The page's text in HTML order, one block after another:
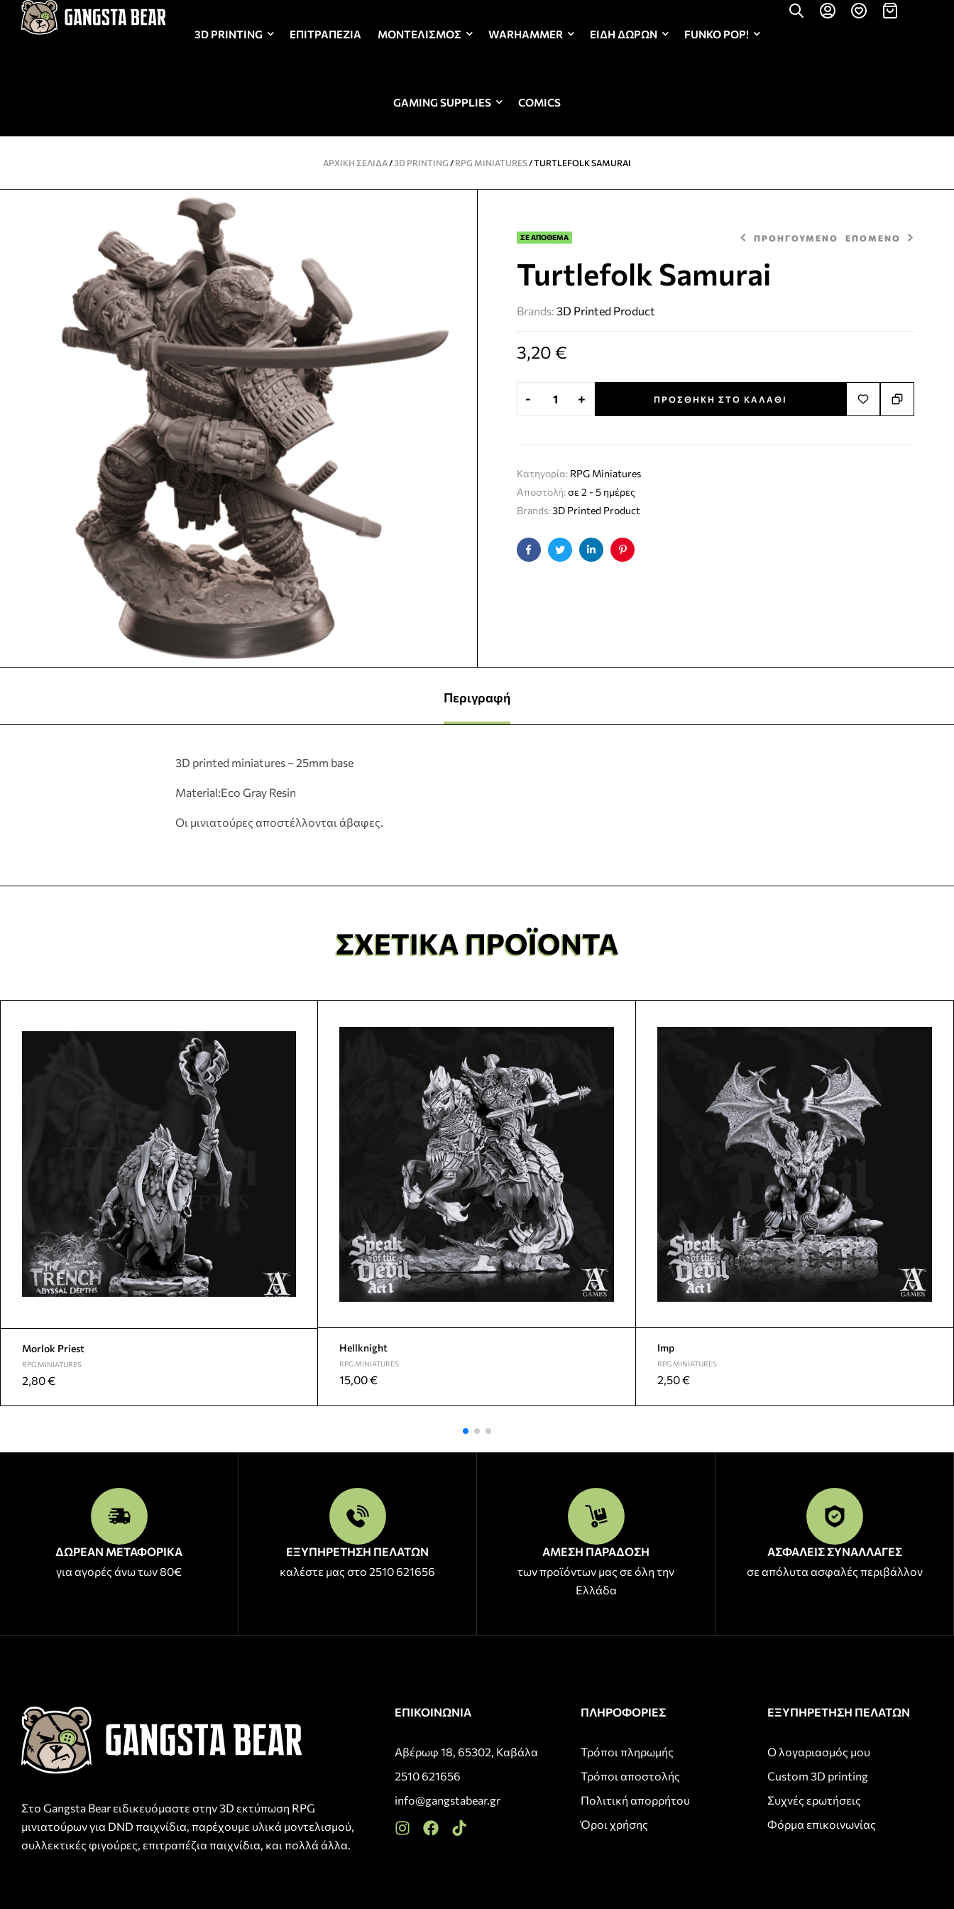
3D PRINTING ΕΠΙΤΡΑΠΈΖΙΑ ΜΟΝΤΕΛΙΣΜΌΣ WARHAMMER ΕΊΔΗ ΔΏΡΩΝ FUNKO POP!
GAMING SUPPLIES COMICS
ΑΡΧΙΚΉ ΣΕΛΊΔΑ/3D PRINTING / RPG MINIATURES/ TURTLEFOLK SAMURAI
ΣΕ ΑΠΟΘΕΜΑ ΠΡΟΗΓΟΥΜΕΝΟ ΕΠΟΜΕΝΟ
Turtlefolk Samurai
Brands: 3D Printed Product
3,20 €
- + ΠΡΟΣΘΉΚΗ ΣΤΟ ΚΑΛΆΘΙ
Κατηγορία: RPG Miniatures
Αποστολή:σε 2 - 5 ημέρες
Brands:3D Printed Product
FacebookTwitterLinkedinPinterest
Περιγραφή
3D printed miniatures – 25mm base
Material:Eco Gray Resin
Οι μινιατούρες αποστέλλονται άβαφες.
ΣΧΕΤΙΚΆ ΠΡΟΪΌΝΤΑ
Morlok Priest
RPG MINIATURES
2,80€
Hellknight
RPG MINIATURES
15,00€
Imp
RPG MINIATURES
2,50€
ΔΩΡΕΑΝ ΜΕΤΑΦΟΡΙΚΑ
για αγορές άνω των 80€
ΕΞΥΠΗΡΕΤΗΣΗ ΠΕΛΑΤΩΝ
καλέστε μας στο 2510 621656
ΑΜΕΣΗ ΠΑΡΑΔΟΣΗ
των προϊόντων μας σε όλη την
Ελλάδα
ΑΣΦΑΛΕΙΣ ΣΥΝΑΛΛΑΓΕΣ
σε απόλυτα ασφαλές περιβάλλον
Στο Gangsta Bear ειδικευόμαστε στην 3D εκτύπωση RPG
μινιατούρων για DND παιχνίδια, παρέχουμε υλικά μοντελισμού,
συλλεκτικές φιγούρες, επιτραπέζια παιχνίδια, και πολλά άλλα.
ΕΠΙΚΟΙΝΩΝΙΑ
Αβέρωφ 18, 65302, Καβάλα
2510 621656
info@gangstabear.gr
ΠΛΗΡΟΦΟΡΙΕΣ
Τρόποι πληρωμής
Τρόποι αποστολής
Πολιτική απορρήτου
Όροι χρήσης
ΕΞΥΠΗΡΕΤΗΣΗ ΠΕΛΑΤΩΝ
Ο λογαριασμός μου
Custom 3D printing
Συχνές ερωτήσεις
Φόρμα επικοινωνίας